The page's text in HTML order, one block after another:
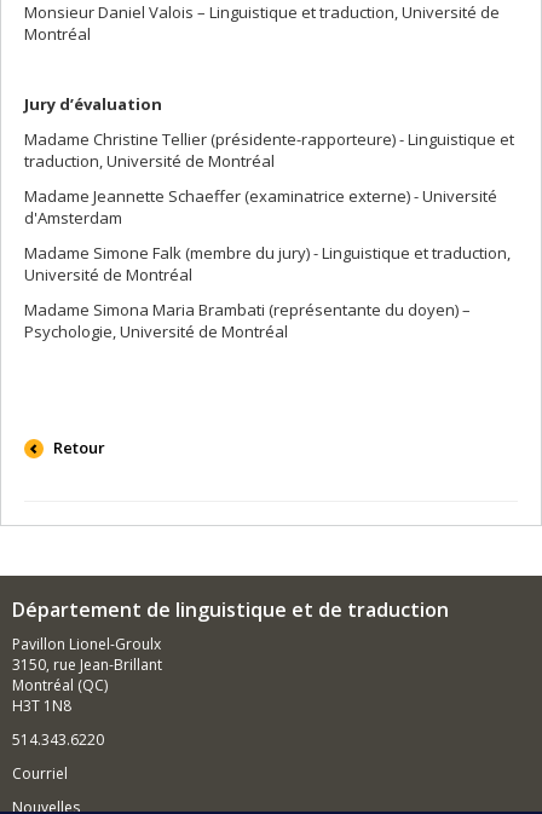
Monsieur Daniel Valois – Linguistique et traduction, Université de
Montréal
Jury d’évaluation
Madame Christine Tellier (présidente-rapporteure) - Linguistique et
traduction, Université de Montréal
Madame Jeannette Schaeffer (examinatrice externe) - Université
d'Amsterdam
Madame Simone Falk (membre du jury) - Linguistique et traduction,
Université de Montréal
Madame Simona Maria Brambati (représentante du doyen) –
Psychologie, Université de Montréal
Retour
Département de linguistique et de traduction
Pavillon Lionel-Groulx
3150, rue Jean-Brillant
Montréal (QC)
H3T 1N8
514.343.6220
Courriel
Nouvelles